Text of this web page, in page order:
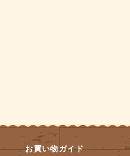
お買い物ガイド